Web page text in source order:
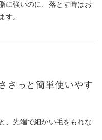
に強いのに、落とす時はお
す。
さっと簡単使いやす
、先端で細かい毛をもれな